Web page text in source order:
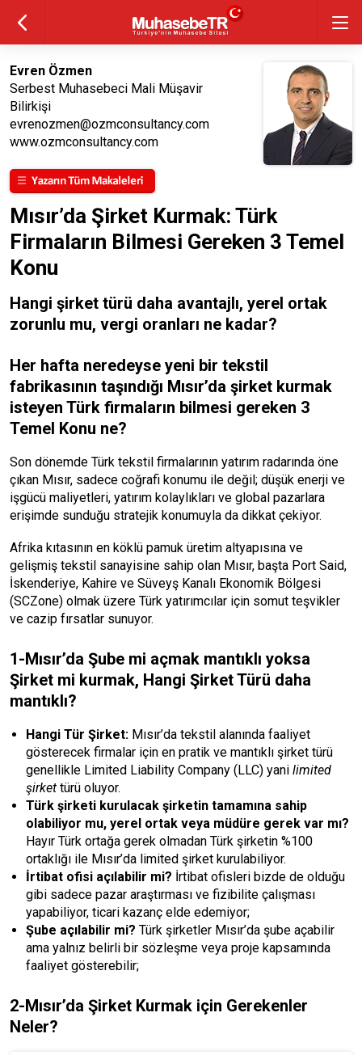
Evren Özmen
Serbest Muhasebeci Mali Müşavir
Bilirkişi
evrenozmen@ozmconsultancy.com
www.ozmconsultancy.com
Mısır’da Şirket Kurmak: Türk
Firmaların Bilmesi Gereken 3 Temel
Konu
Hangi şirket türü daha avantajlı, yerel ortak
zorunlu mu, vergi oranları ne kadar?
Her hafta neredeyse yeni bir tekstil
fabrikasının taşındığı Mısır’da şirket kurmak
isteyen Türk firmaların bilmesi gereken 3
Temel Konu ne?
Son dönemde Türk tekstil firmalarının yatırım radarında öne
çıkan Mısır, sadece coğrafi konumu ile değil; düşük enerji ve
işgücü maliyetleri, yatırım kolaylıkları ve global pazarlara
erişimde sunduğu stratejik konumuyla da dikkat çekiyor.
Afrika kıtasının en köklü pamuk üretim altyapısına ve
gelişmiş tekstil sanayisine sahip olan Mısır, başta Port Said,
İskenderiye, Kahire ve Süveyş Kanalı Ekonomik Bölgesi
(SCZone) olmak üzere Türk yatırımcılar için somut teşvikler
ve cazip fırsatlar sunuyor.
1-Mısır’da Şube mi açmak mantıklı yoksa
Şirket mi kurmak, Hangi Şirket Türü daha
mantıklı?
Hangi Tür Şirket: Mısır’da tekstil alanında faaliyet
gösterecek firmalar için en pratik ve mantıklı şirket türü
genellikle Limited Liability Company (LLC) yani limited
şirket türü oluyor.
Türk şirketi kurulacak şirketin tamamına sahip
olabiliyor mu, yerel ortak veya müdüre gerek var mı?
Hayır Türk ortağa gerek olmadan Türk şirketin %100
ortaklığı ile Mısır’da limited şirket kurulabiliyor.
İrtibat ofisi açılabilir mi? İrtibat ofisleri bizde de olduğu
gibi sadece pazar araştırması ve fizibilite çalışması
yapabiliyor, ticari kazanç elde edemiyor;
Şube açılabilir mi? Türk şirketler Mısır’da şube açabilir
ama yalnız belirli bir sözleşme veya proje kapsamında
faaliyet gösterebilir;
2-Mısır’da Şirket Kurmak için Gerekenler
Neler?